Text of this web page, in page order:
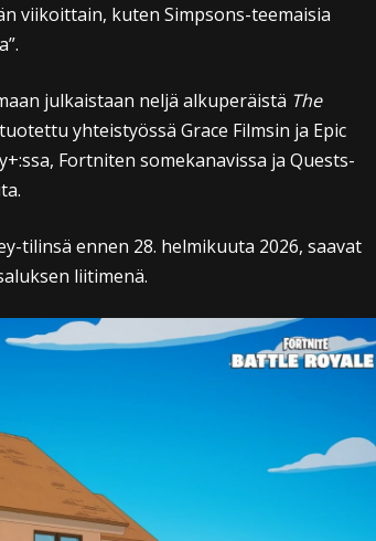
viikoittain, kuten Simpsons-teemaisia
julkaistaan neljä alkuperäistä The
yhteistyössä Grace Filmsin ja Epic
Fortniten somekanavissa ja Quests-
tilinsä ennen 28. helmikuuta 2026, saavat
liitimenä.